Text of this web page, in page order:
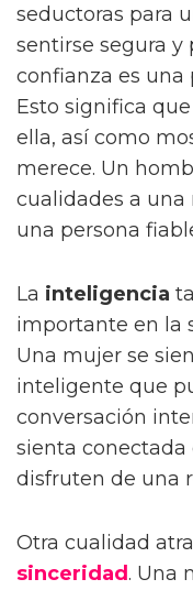
seductoras para
sentirse segura y
confianza es una
Esto significa
ella, así como
merece. Un
cualidades a una
una persona
La inteligencia
importante en la
Una mujer se
inteligente que
conversación
sienta conectada
disfruten de una
Otra cualidad
sinceridad . Una